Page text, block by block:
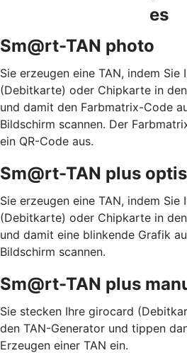
es
Sm@rt-TAN photo
Sie erzeugen eine TAN, indem Sie
(Debitkarte) oder Chipkarte in
und damit den Farbmatrix-Code
Bildschirm scannen. Der
ein QR-Code aus.
Sm@rt-TAN plus
Sie erzeugen eine TAN, indem Sie
(Debitkarte) oder Chipkarte in
und damit eine blinkende Grafik
Bildschirm scannen.
Sm@rt-TAN plus
Sie stecken Ihre girocard
den TAN-Generator und tippen
Erzeugen einer TAN ein.